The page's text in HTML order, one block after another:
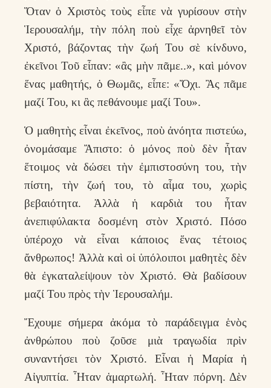
Ὅταν ὁ Χριστὸς τοὺς εἶπε νὰ γυρίσουν στὴν
Ἱερουσαλήμ, τὴν πόλη ποὺ εἶχε ἀρνηθεῖ τὸν
Χριστό, βάζοντας τὴν ζωή Του σὲ κίνδυνο,
ἐκεῖνοι Τοῦ εἶπαν: «ἂς μὴν πᾶμε..», καὶ μόνον
ἕνας μαθητής, ὁ Θωμᾶς, εἶπε: «Ὄχι. Ἂς πᾶμε
μαζί Του, κι ἂς πεθάνουμε μαζί Του».
Ὁ μαθητὴς εἶναι ἐκεῖνος, ποὺ ἀνόητα πιστεύω,
ὀνομάσαμε Ἄπιστο: ὁ μόνος ποὺ δὲν ἦταν
ἕτοιμος νὰ δώσει τὴν ἐμπιστοσύνη του, τὴν
πίστη, τὴν ζωή του, τὸ αἷμα του, χωρὶς
βεβαιότητα. Ἀλλὰ ἡ καρδιὰ του ἦταν
ἀνεπιφύλακτα δοσμένη στὸν Χριστό. Πόσο
ὑπέροχο νὰ εἶναι κάποιος ἕνας τέτοιος
ἄνθρωπος! Ἀλλὰ καὶ οἱ ὑπόλοιποι μαθητὲς δὲν
θὰ ἐγκαταλείψουν τὸν Χριστό. Θὰ βαδίσουν
μαζί Του πρὸς τὴν Ἱερουσαλήμ.
Ἔχουμε σήμερα ἀκόμα τὸ παράδειγμα ἑνὸς
ἀνθρώπου ποὺ ζοῦσε μιὰ τραγωδία πρὶν
συναντήσει τὸν Χριστό. Εἶναι ἡ Μαρία ἡ
Αἰγυπτία. Ἦταν ἁμαρτωλή. Ἦταν πόρνη. Δὲν